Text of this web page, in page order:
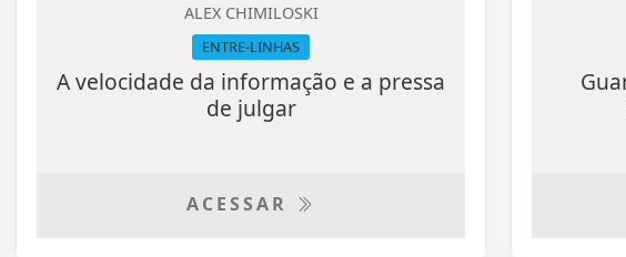
ALEX CHIMILOSKI
ENTRE-LINHAS
A velocidade da informação e a pressa
de julgar
ACESSAR